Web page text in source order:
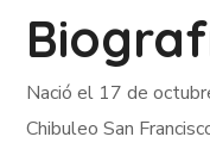
Nació el 17 de
Chibuleo San